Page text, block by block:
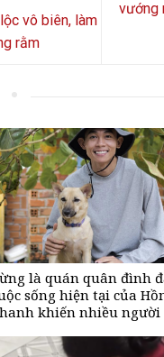
vô biên, làm
rằm
vướng
là quán quân đình
sống hiện tại của
khiến nhiều người